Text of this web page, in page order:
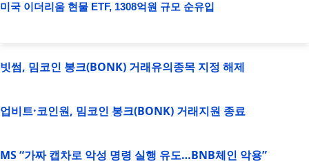
미국 이더리움 현물 ETF, 1308억원 규모 순유입
빗썸, 밈코인 봉크(BONK) 거래유의종목 지정 해제
업비트·코인원, 밈코인 봉크(BONK) 거래지원 종료
MS “가짜 캡차로 악성 명령 실행 유도…BNB체인 악용”